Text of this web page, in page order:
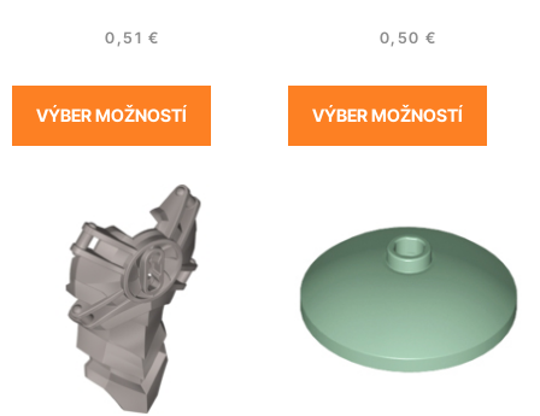
0,51 €
VÝBER MOŽNOSTÍ
0,50 €
VÝBER MOŽNOSTÍ